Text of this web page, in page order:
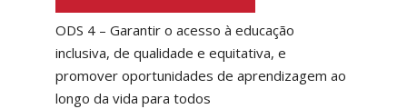
ODS 4 – Garantir o acesso à educação
inclusiva, de qualidade e equitativa, e
promover oportunidades de aprendizagem ao
longo da vida para todos